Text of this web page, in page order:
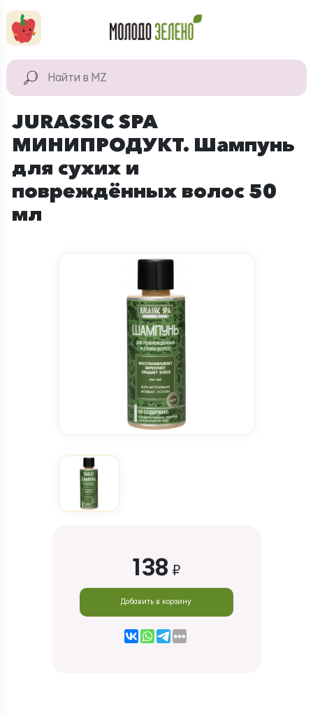
КАТАЛОГ
продукты
Для дома
Натуральная
косметика
JURASSIC SPA
МИНИПРОДУКТ. Шампунь
для сухих и
повреждённых волос 50
мл
138 ₽
Добавить в корзину